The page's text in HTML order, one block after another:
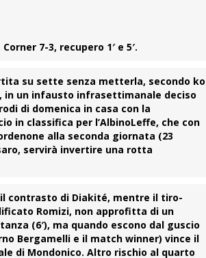
7-3, recupero 1′ e 5′.
su sette senza metterla, secondo ko
, in un infausto infrasettimanale deciso
di domenica in casa con la
in classifica per l’AlbinoLeffe, che con
alla seconda giornata (23
servirà invertire una rotta
contrasto di Diakité, mentre il tiro-
Romizi, non approfitta di un
(6′), ma quando escono dal guscio
Bergamelli e il match winner) vince il
di Mondonico. Altro rischio al quarto